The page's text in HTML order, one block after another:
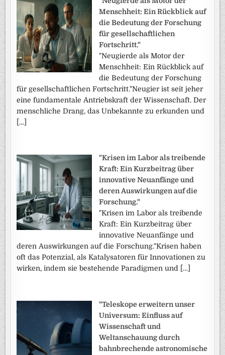
Menschheit: Ein Rückblick auf
die Bedeutung der Forschung
für gesellschaftlichen
Fortschritt."
"Neugierde als Motor der
Menschheit: Ein Rückblick auf
die Bedeutung der Forschung
für gesellschaftlichen Fortschritt."Neugier ist seit jeher
eine fundamentale Antriebskraft der Wissenschaft. Der
menschliche Drang, das Unbekannte zu erkunden und
[…]
"Krisen im Labor als treibende
Kraft: Ein Kurzbeitrag über
innovative Neuanfänge und
deren Auswirkungen auf die
Forschung."
"Krisen im Labor als treibende
Kraft: Ein Kurzbeitrag über
innovative Neuanfänge und
deren Auswirkungen auf die Forschung."Krisen haben
oft das Potenzial, als Katalysatoren für Innovationen zu
wirken, indem sie bestehende Paradigmen und […]
"Teleskope erweitern unser
Universum: Einfluss auf
Wissenschaft und
Weltanschauung durch
bahnbrechende astronomische